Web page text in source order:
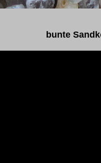
bunte